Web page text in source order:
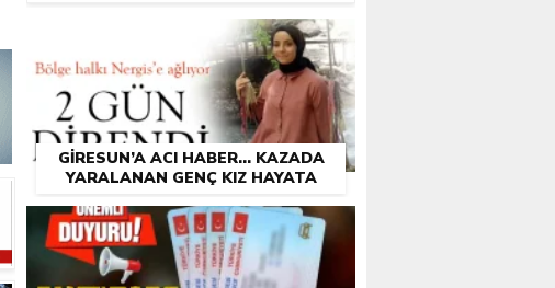
GIRESUN’A ACI HABER… KAZADA
YARALANAN GENÇ KIZ HAYATA